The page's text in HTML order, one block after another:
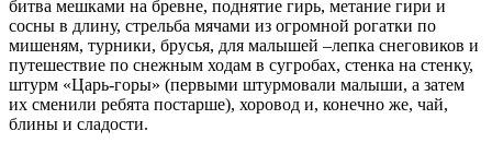
битва мешками на бревне, поднятие гирь, метание гири и
сосны в длину, стрельба мячами из огромной рогатки по
мишеням, турники, брусья, для малышей –лепка снеговиков и
путешествие по снежным ходам в сугробах, стенка на стенку,
штурм «Царь-горы» (первыми штурмовали малыши, а затем
их сменили ребята постарше), хоровод и, конечно же, чай,
блины и сладости.